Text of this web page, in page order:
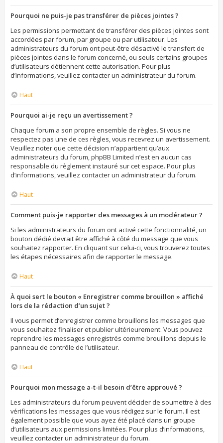
Pourquoi ne puis-je pas transférer de pièces jointes ?
Les permissions permettant de transférer des pièces jointes sont
accordées par forum, par groupe ou par utilisateur. Les
administrateurs du forum ont peut-être désactivé le transfert de
pièces jointes dans le forum concerné, ou seuls certains groupes
d’utilisateurs détiennent cette autorisation. Pour plus
d’informations, veuillez contacter un administrateur du forum.
Haut
Pourquoi ai-je reçu un avertissement ?
Chaque forum a son propre ensemble de règles. Si vous ne
respectez pas une de ces règles, vous recevrez un avertissement.
Veuillez noter que cette décision n’appartient qu’aux
administrateurs du forum, phpBB Limited n’est en aucun cas
responsable du règlement instauré sur cet espace. Pour plus
d’informations, veuillez contacter un administrateur du forum.
Haut
Comment puis-je rapporter des messages à un modérateur ?
Si les administrateurs du forum ont activé cette fonctionnalité, un
bouton dédié devrait être affiché à côté du message que vous
souhaitez rapporter. En cliquant sur celui-ci, vous trouverez toutes
les étapes nécessaires afin de rapporter le message.
Haut
À quoi sert le bouton « Enregistrer comme brouillon » affiché
lors de la rédaction d’un sujet ?
Il vous permet d’enregistrer comme brouillons les messages que
vous souhaitez finaliser et publier ultérieurement. Vous pouvez
reprendre les messages enregistrés comme brouillons depuis le
panneau de contrôle de l’utilisateur.
Haut
Pourquoi mon message a-t-il besoin d’être approuvé ?
Les administrateurs du forum peuvent décider de soumettre à des
vérifications les messages que vous rédigez sur le forum. Il est
également possible que vous ayez été placé dans un groupe
d’utilisateurs aux permissions limitées. Pour plus d’informations,
veuillez contacter un administrateur du forum.